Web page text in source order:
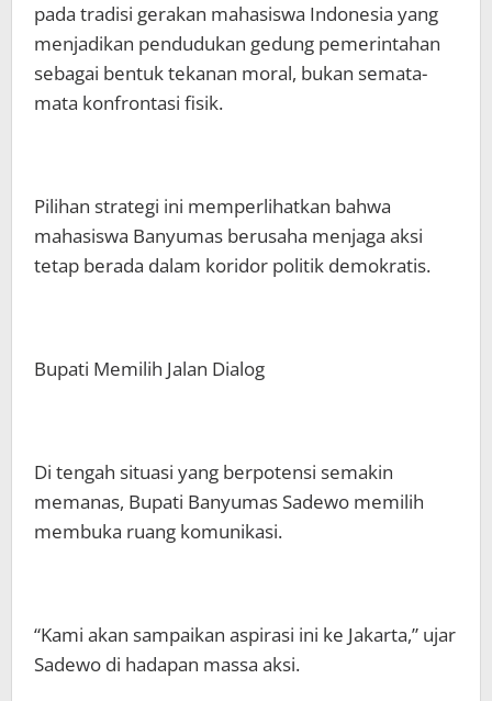
pada tradisi gerakan mahasiswa Indonesia yang
menjadikan pendudukan gedung pemerintahan
sebagai bentuk tekanan moral, bukan semata-
mata konfrontasi fisik.
Pilihan strategi ini memperlihatkan bahwa
mahasiswa Banyumas berusaha menjaga aksi
tetap berada dalam koridor politik demokratis.
Bupati Memilih Jalan Dialog
Di tengah situasi yang berpotensi semakin
memanas, Bupati Banyumas Sadewo memilih
membuka ruang komunikasi.
“Kami akan sampaikan aspirasi ini ke Jakarta,” ujar
Sadewo di hadapan massa aksi.